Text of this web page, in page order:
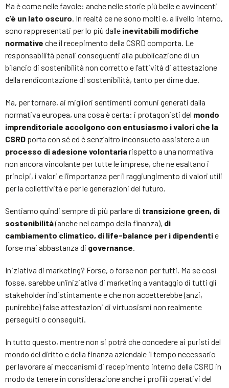
Ma è come nelle favole: anche nelle storie più belle e avvincenti
c’è un lato oscuro. In realtà ce ne sono molti e, a livello interno,
sono rappresentati per lo più dalle inevitabili modifiche
normative che il recepimento della CSRD comporta. Le
responsabilità penali conseguenti alla pubblicazione di un
bilancio di sostenibilità non corretto e l’attività di attestazione
della rendicontazione di sostenibilità, tanto per dirne due.
Ma, per tornare, ai migliori sentimenti comuni generati dalla
normativa europea, una cosa è certa: i protagonisti del mondo
imprenditoriale accolgono con entusiasmo i valori che la
CSRD porta con sé ed è senz’altro inconsueto assistere a un
processo di adesione volontariarispetto a una normativa
non ancora vincolante per tutte le imprese, che ne esaltano i
principi, i valori e l’importanza per il raggiungimento di valori utili
per la collettività e per le generazioni del futuro.
Sentiamo quindi sempre di più parlare di transizione green, di
sostenibilità(anche nel campo della finanza), di
cambiamento climatico, di life-balance per i dipendentie
forse mai abbastanza di governance.
Iniziativa di marketing? Forse, o forse non per tutti. Ma se così
fosse, sarebbe un’iniziativa di marketing a vantaggio di tutti gli
stakeholder indistintamente e che non accetterebbe (anzi,
punirebbe) false attestazioni di virtuosismi non realmente
perseguiti o conseguiti.
In tutto questo, mentre non si potrà che concedere ai puristi del
mondo del diritto e della finanza aziendale il tempo necessario
per lavorare ai meccanismi di recepimento interno della CSRD in
modo da tenere in considerazione anche i profili operativi del